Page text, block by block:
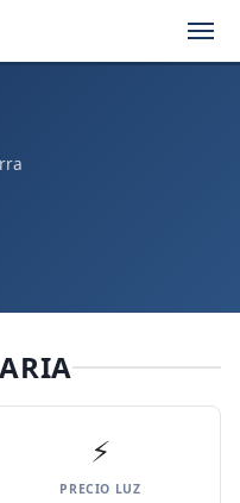
⚡
PRECIO LUZ